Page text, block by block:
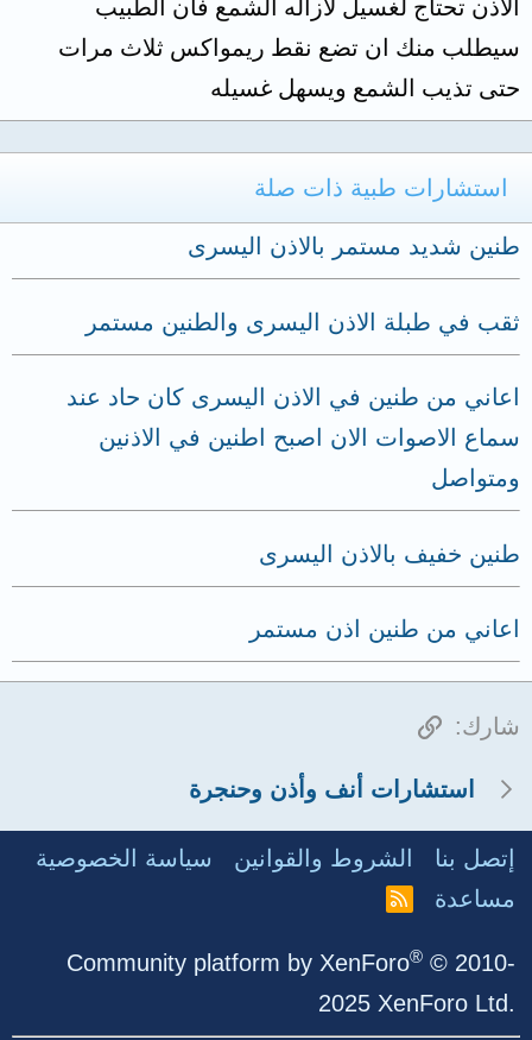
الاذن تحتاج لغسيل لازاله الشمع فان الطبيب
سيطلب منك ان تضع نقط ريمواكس ثلاث مرات
حتى تذيب الشمع ويسهل غسيله
استشارات طبية ذات صلة
طنين شديد مستمر بالاذن اليسرى
ثقب في طبلة الاذن اليسرى والطنين مستمر
اعاني من طنين في الاذن اليسرى كان حاد عند
سماع الاصوات الان اصبح اطنين في الاذنين
ومتواصل
طنين خفيف بالاذن اليسرى
اعاني من طنين اذن مستمر
شارك: الرابط
استشارات أنف وأذن وحنجرة
إتصل بنا الشروط والقوانين
سياسة الخصوصية
مساعدة
R
Community platform by XenForo® © 2010-
2025 XenForo Ltd.